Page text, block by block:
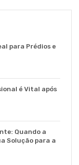
para Prédios e
é Vital após
Quando a
Solução para a